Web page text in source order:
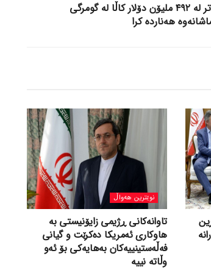
زیاتر لە ٤٩٢ ملیۆن دۆلار کاڵا لە گومرگی
هەناردە کرا
نوێترین هەواڵ
تاوانەکانی ڕژیمی زایۆنیستی بە
هاوکاری ئەمریکا دەکرێت و گیانی
فەڵەستینییەکان بەهایەکی بۆ ئەو
وڵاتە نییە